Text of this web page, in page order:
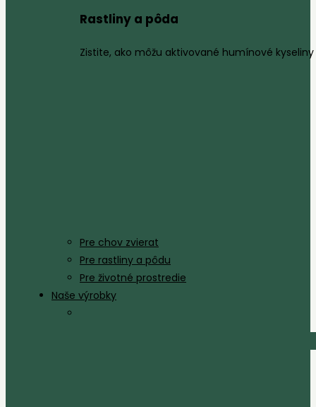
Rastliny a pôda
Zistite, ako môžu aktivované humínové
Pre chov zvierat
Pre rastliny a pôdu
Pre životné prostredie
Naše výrobky